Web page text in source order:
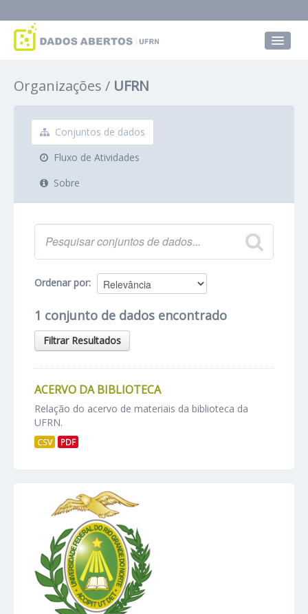
Grupos
Sobre
Organizações UFRN
Conjuntos de dados
Fluxo de Atividades
Sobre
Ordenar por
1 conjunto de dados encontrado
Filtrar Resultados
ACERVO DA BIBLIOTECA
Relação do acervo de materiais da biblioteca da
UFRN.
CSV PDF